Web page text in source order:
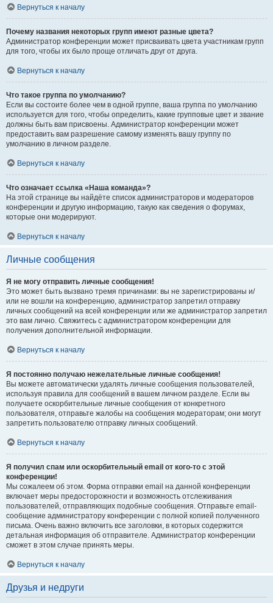
Вернуться к началу
Почему названия некоторых групп имеют разные цвета?
Администратор конференции может присваивать цвета участникам групп
для того, чтобы их было проще отличать друг от друга.
Вернуться к началу
Что такое группа по умолчанию?
Если вы состоите более чем в одной группе, ваша группа по умолчанию
используется для того, чтобы определить, какие групповые цвет и звание
должны быть вам присвоены. Администратор конференции может
предоставить вам разрешение самому изменять вашу группу по
умолчанию в личном разделе.
Вернуться к началу
Что означает ссылка «Наша команда»?
На этой странице вы найдёте список администраторов и модераторов
конференции и другую информацию, такую как сведения о форумах,
которые они модерируют.
Вернуться к началу
Личные сообщения
Я не могу отправить личные сообщения!
Это может быть вызвано тремя причинами: вы не зарегистрированы и/
или не вошли на конференцию, администратор запретил отправку
личных сообщений на всей конференции или же администратор запретил
это вам лично. Свяжитесь с администратором конференции для
получения дополнительной информации.
Вернуться к началу
Я постоянно получаю нежелательные личные сообщения!
Вы можете автоматически удалять личные сообщения пользователей,
используя правила для сообщений в вашем личном разделе. Если вы
получаете оскорбительные личные сообщения от конкретного
пользователя, отправьте жалобы на сообщения модераторам; они могут
запретить пользователю отправку личных сообщений.
Вернуться к началу
Я получил спам или оскорбительный email от кого-то с этой
конференции!
Мы сожалеем об этом. Форма отправки email на данной конференции
включает меры предосторожности и возможность отслеживания
пользователей, отправляющих подобные сообщения. Отправьте email-
сообщение администратору конференции с полной копией полученного
письма. Очень важно включить все заголовки, в которых содержится
детальная информация об отправителе. Администратор конференции
сможет в этом случае принять меры.
Вернуться к началу
Друзья и недруги